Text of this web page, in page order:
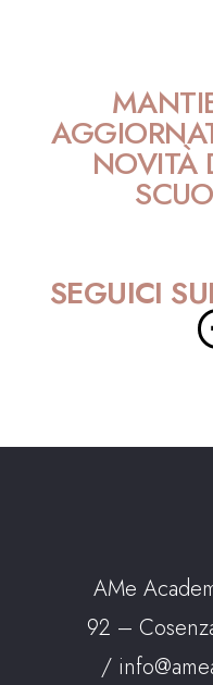
NOVITÀ
SEGUICI
AMe
92 –
/